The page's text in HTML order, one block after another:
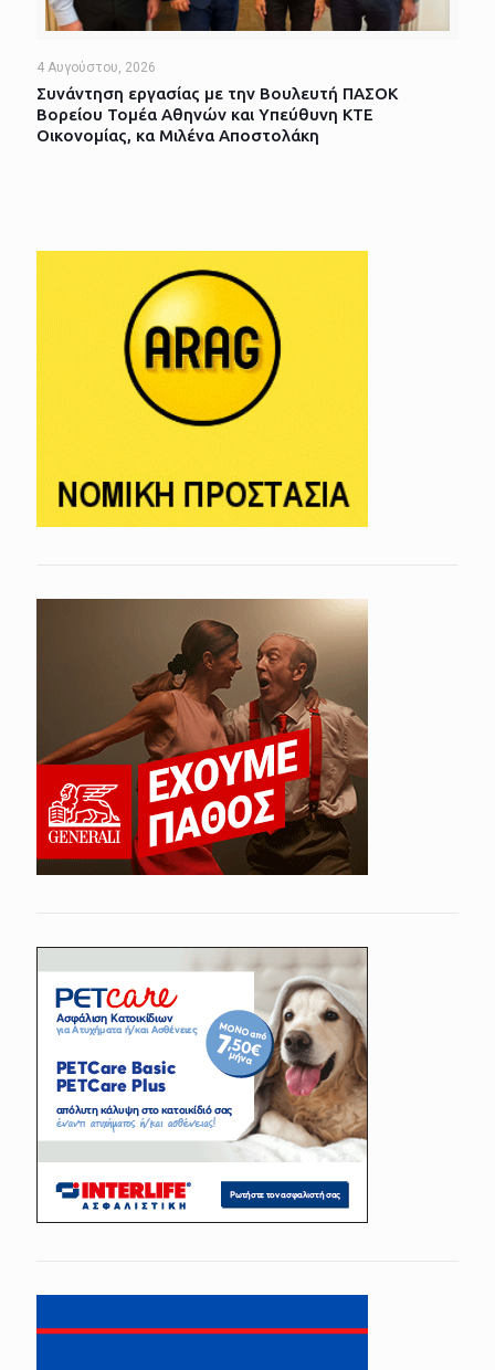
4 Αυγούστου, 2026
Συνάντηση εργασίας με την Βουλευτή ΠΑΣΟΚ
Βορείου Τομέα Αθηνών και Υπεύθυνη ΚΤΕ
Οικονομίας, κα Μιλένα Αποστολάκη